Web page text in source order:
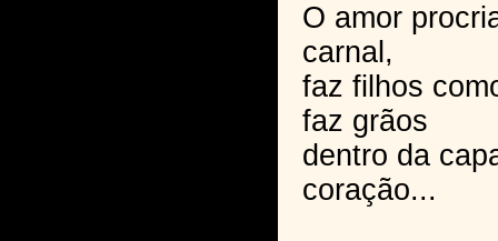
O amor
carnal,
faz filhos
faz grãos
dentro da
coração...